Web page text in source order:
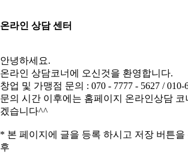
온라인 상담 센터
안녕하세요.
온라인 상담코너에 오신것을 환영합니다.
창업 및 가맹점 문의 : 070 - 7777 - 5627 /
문의 시간 이후에는 홈페이지 온라인상담
겠습니다^^
* 본 페이지에 글을 등록 하시고 저장 버튼
후